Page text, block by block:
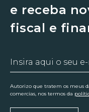
e receba
fiscal e
Autorizo que tratem os meus
comercias, nos termos da